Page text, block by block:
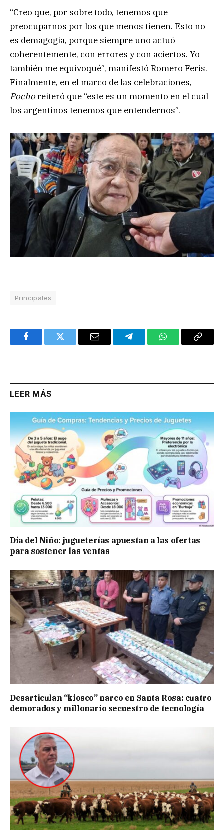
“Creo que, por sobre todo, tenemos que
preocuparnos por los que menos tienen. Esto no
es demagogia, porque siempre uno actuó
coherentemente, con errores y con aciertos. Yo
también me equivoqué”, manifestó Romero Feris.
Finalmente, en el marco de las celebraciones,
Pochoreiteró que “este es un momento en el cual
los argentinos tenemos que entendernos”.
Principales
FacebookTwitter Email TelegramWhatsAppCopy
LEER MÁS
Día del Niño: jugueterías apuestan a las ofertas
para sostener las ventas
Desarticulan “kiosco” narco en Santa Rosa: cuatro
demorados y millonario secuestro de tecnología